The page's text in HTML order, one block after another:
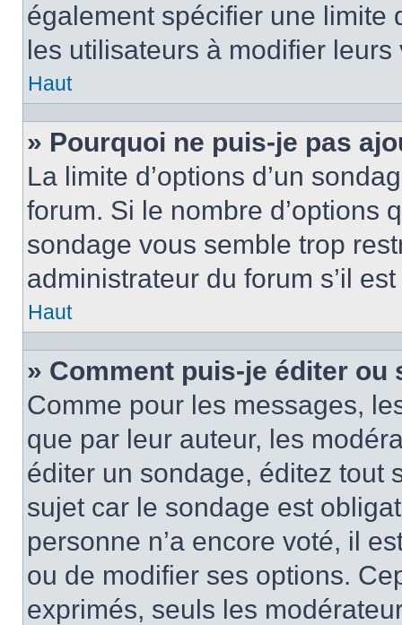
également spécifier une limite
les utilisateurs à modifier leurs
Haut
» Pourquoi ne puis-je pas
La limite d’options d’un
forum. Si le nombre d’options
sondage vous semble trop
administrateur du forum s’il
Haut
» Comment puis-je éditer ou
Comme pour les messages,
que par leur auteur, les
éditer un sondage, éditez tout
sujet car le sondage est
personne n’a encore voté, il
ou de modifier ses options.
exprimés, seuls les